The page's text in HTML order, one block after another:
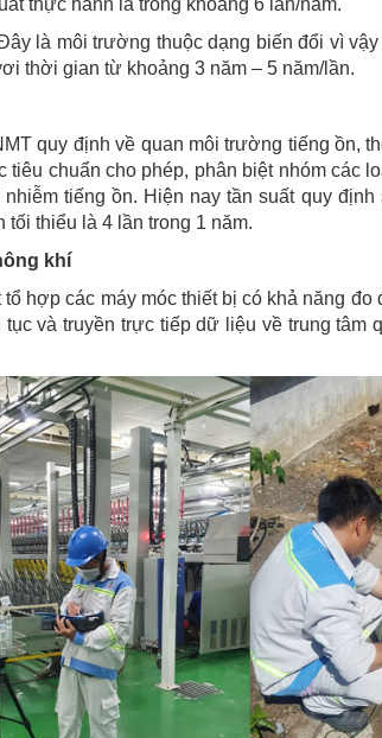
thực hành là trong khoảng 6 lần/năm.
là môi trường thuộc dạng biến đổi vì
thời gian từ khoảng 3 năm – 5 năm/lần.
quy định về quan môi trường tiếng ồn,
tiêu chuẩn cho phép, phân biệt nhóm các
tiếng ồn. Hiện nay tần suất quy
thiểu là 4 lần trong 1 năm.
khí
hợp các máy móc thiết bị có khả năng
và truyền trực tiếp dữ liệu về trung tâm